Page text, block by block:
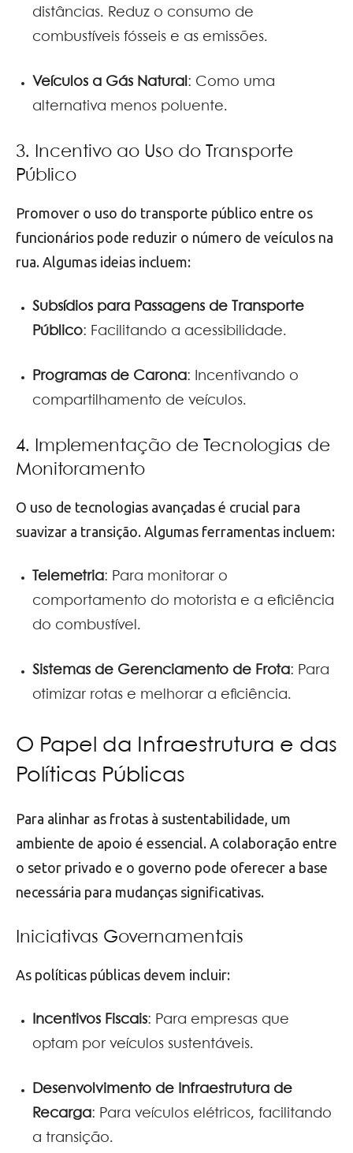
distâncias. Reduz o consumo de
combustíveis fósseis e as emissões.
Veículos a Gás Natural : Como uma
alternativa menos poluente.
3. Incentivo ao Uso do Transporte
Público
Promover o uso do transporte público entre os
funcionários pode reduzir o número de veículos na
rua. Algumas ideias incluem:
Subsídios para Passagens de Transporte
Público: Facilitando a acessibilidade.
Programas de Carona: Incentivando o
compartilhamento de veículos.
4. Implementação de Tecnologias de
Monitoramento
O uso de tecnologias avançadas é crucial para
suavizar a transição. Algumas ferramentas incluem:
Telemetria: Para monitorar o
comportamento do motorista e a eficiência
do combustível.
Sistemas de Gerenciamento de Frota: Para
otimizar rotas e melhorar a eficiência.
O Papel da Infraestrutura e das
Políticas Públicas
Para alinhar as frotas à sustentabilidade, um
ambiente de apoio é essencial. A colaboração entre
o setor privado e o governo pode oferecer a base
necessária para mudanças significativas.
Iniciativas Governamentais
As políticas públicas devem incluir:
Incentivos Fiscais: Para empresas que
optam por veículos sustentáveis.
Desenvolvimento de Infraestrutura de
Recarga: Para veículos elétricos, facilitando
a transição.